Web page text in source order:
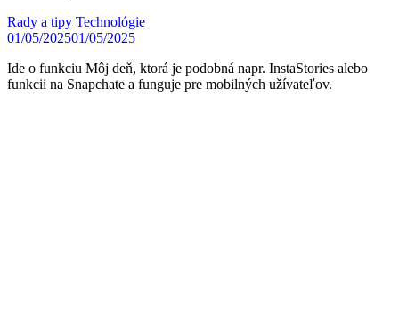
Rady a tipy Technológie
01/05/202501/05/2025
Ide o funkciu Môj deň, ktorá je podobná napr. InstaStories alebo
funkcii na Snapchate a funguje pre mobilných užívateľov.